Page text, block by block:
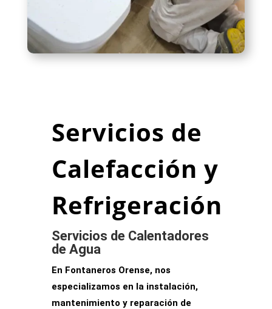
Servicios de
Calefacción y
Refrigeración
Servicios de Calentadores
de Agua
En Fontaneros Orense, nos
especializamos en la instalación,
mantenimiento y reparación de